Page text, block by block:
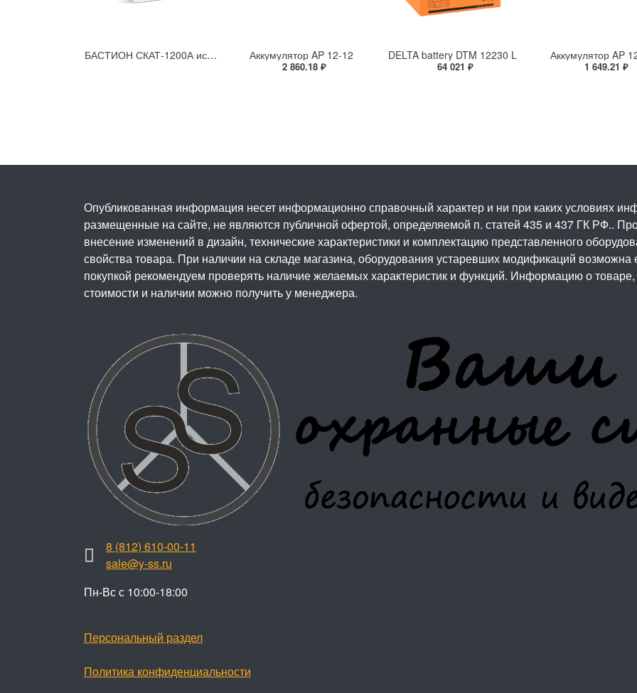
БАСТИОН СКАТ-1200А источник бесперебойного питания Аккумулятор AP 12-12
2 860.18 ₽
DELTA battery DTM 12230 L
64 021 ₽
Аккумулятор AP
1 649.21 ₽
8 (812) 610-00-11
sale@y-ss.ru
Пн-Вс с 10:00-18:00
Персональный раздел
Политика конфиденциальности
Опубликованная информация несет информационно справочный характер и ни при каких условиях
размещенные на сайте, не являются публичной офертой, определяемой п. статей 435 и 437 ГК РФ..
внесение изменений в дизайн, технические характеристики и комплектацию представленного
свойства товара. При наличии на складе магазина, оборудования устаревших модификаций
покупкой рекомендуем проверять наличие желаемых характеристик и функций. Информацию о товаре,
стоимости и наличии можно получить у менеджера.